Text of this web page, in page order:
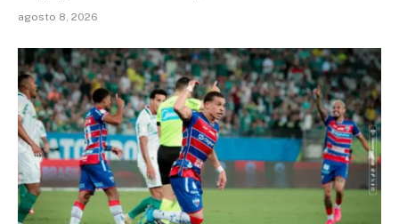
agosto 8, 2026